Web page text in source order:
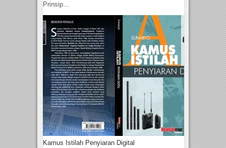
Prinsip...
Kamus Istilah Penyiaran Digital